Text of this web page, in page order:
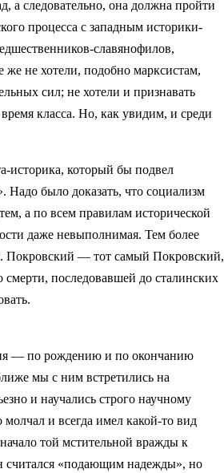
а следовательно, она должна пройти
процесса с западным историки-
славянофилов,
же не хотели, подобно марксистам,
сил; не хотели и признавать
класса. Но, как увидим, и среди
историка, который бы подвел
Надо было доказать, что социализм
а по всем правилам исторической
даже невыполнимая. Тем более
Покровский — тот самый Покровский,
смерти, последовавшей до сталинских
— по рождению и по окончанию
мы с ним встретились на
и научались строго научному
и всегда имел какой-то вид
той мстительной вражды к
считался «подающим надежды», но